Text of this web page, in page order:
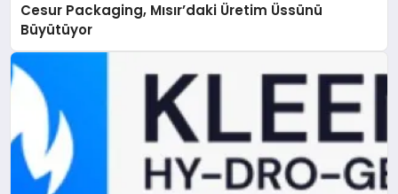
Cesur Packaging, Mısır’daki Üretim Üssünü
Büyütüyor